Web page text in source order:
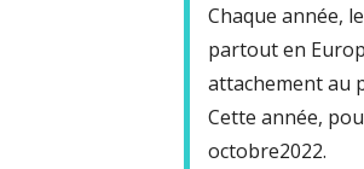
Chaque année,
partout en
attachement au
Cette année,
octobre2022.